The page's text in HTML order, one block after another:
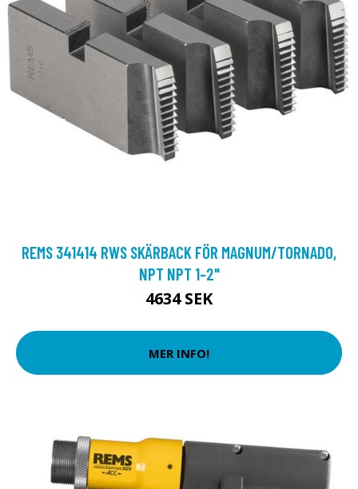
REMS 341414 RWS SKÄRBACK FÖR MAGNUM/TORNADO,
NPT NPT 1-2"
4634 SEK
MER INFO!